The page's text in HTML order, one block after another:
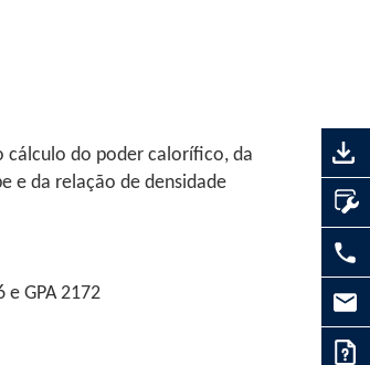
cálculo do poder calorífico, da
e da relação de densidade
GPA 2172